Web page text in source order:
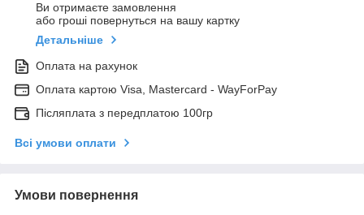
Ви отримаєте замовлення
або гроші повернуться на вашу картку
Детальніше
Оплата на рахунок
Оплата картою Visa, Mastercard - WayForPay
Післяплата з передплатою 100гр
Всі умови оплати
Умови повернення